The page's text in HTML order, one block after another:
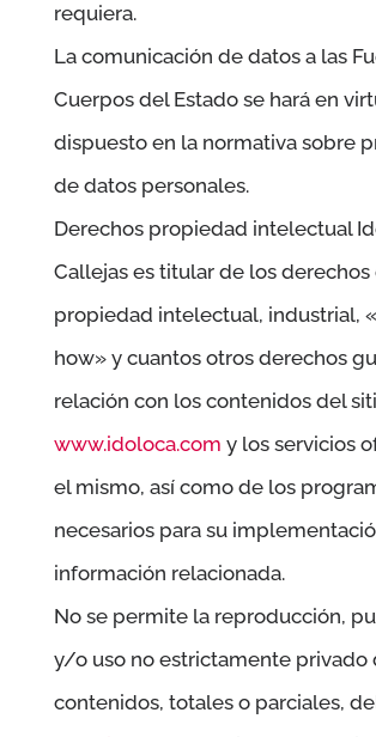
requiera.
La comunicación de datos a las
Cuerpos del Estado se hará en
dispuesto en la normativa sobre
de datos personales.
Derechos propiedad intelectual
Callejases titular de los derechos
propiedad intelectual, industrial,
how» y cuantos otros derechos
relación con los contenidos del
www.idoloca.com y los servicios
el mismo, así como de los
necesarios para su
información relacionada.
No se permite la reproducción,
y/o uso no estrictamente privado
contenidos, totales o parciales,